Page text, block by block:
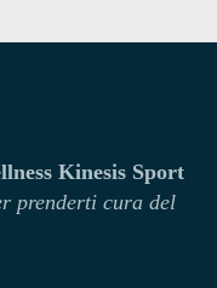
Kinesis Sport
prenderti cura del